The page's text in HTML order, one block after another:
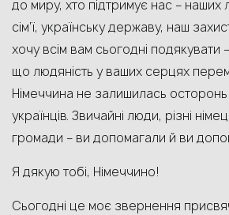
до миру, хто підтримує нас – наших
сім’ї, українську державу, наш
хочу всім вам сьогодні подякувати
що людяність у ваших серцях
Німеччина не залишилась
українців. Звичайні люди, різні
громади – ви допомагали й ви
Я дякую тобі, Німеччино!
Сьогодні це моє звернення